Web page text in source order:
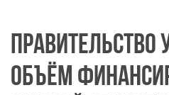
ПРАВИТЕЛЬСТВО
ОБЪЁМ